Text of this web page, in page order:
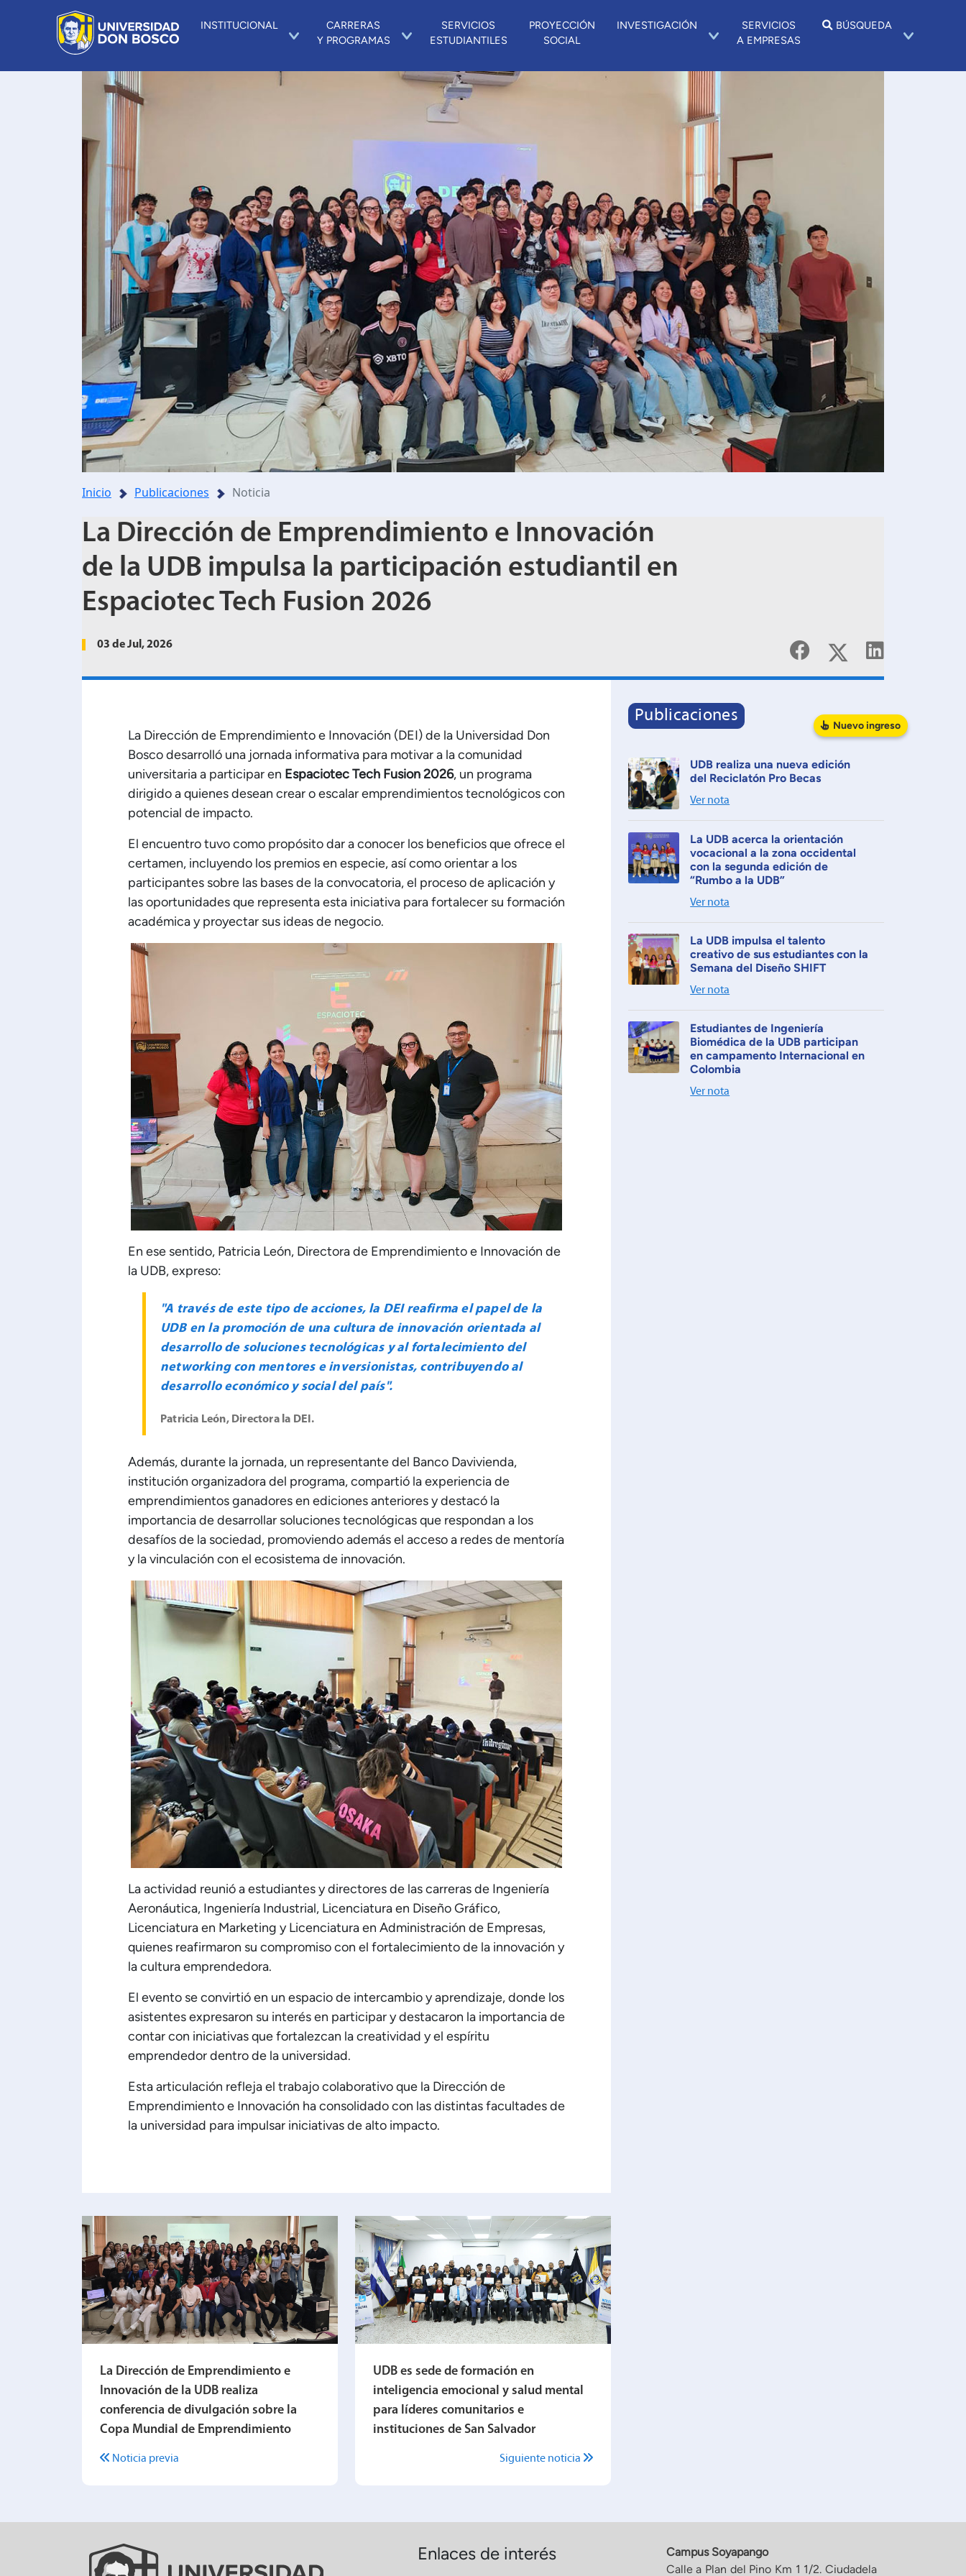
INSTITUCIONAL
CARRERAS
Y PROGRAMAS
SERVICIOS
ESTUDIANTILES
PROYECCIÓN
SOCIAL
INVESTIGACIÓN
SERVICIOS
A EMPRESAS
BÚSQUEDA
Inicio Publicaciones Noticia
La Dirección de Emprendimiento e Innovación
de la UDB impulsa la participación estudiantil en
Espaciotec Tech Fusion 2026
03 de Jul, 2026
La Dirección de Emprendimiento e Innovación (DEI) de la Universidad Don
Bosco desarrolló una jornada informativa para motivar a la comunidad
universitaria a participar en Espaciotec Tech Fusion 2026, un programa
dirigido a quienes desean crear o escalar emprendimientos tecnológicos con
potencial de impacto.
El encuentro tuvo como propósito dar a conocer los beneficios que ofrece el
certamen, incluyendo los premios en especie, así como orientar a los
participantes sobre las bases de la convocatoria, el proceso de aplicación y
las oportunidades que representa esta iniciativa para fortalecer su formación
académica y proyectar sus ideas de negocio.
En ese sentido, Patricia León, Directora de Emprendimiento e Innovación de
la UDB, expreso:
"A través de este tipo de acciones, la DEI reafirma el papel de la
UDB en la promoción de una cultura de innovación orientada al
desarrollo de soluciones tecnológicas y al fortalecimiento del
networking con mentores e inversionistas, contribuyendo al
desarrollo económico y social del país".
Patricia León, Directora la DEI.
Además, durante la jornada, un representante del Banco Davivienda,
institución organizadora del programa, compartió la experiencia de
emprendimientos ganadores en ediciones anteriores y destacó la
importancia de desarrollar soluciones tecnológicas que respondan a los
desafíos de la sociedad, promoviendo además el acceso a redes de mentoría
y la vinculación con el ecosistema de innovación.
La actividad reunió a estudiantes y directores de las carreras de Ingeniería
Aeronáutica, Ingeniería Industrial, Licenciatura en Diseño Gráfico,
Licenciatura en Marketing y Licenciatura en Administración de Empresas,
quienes reafirmaron su compromiso con el fortalecimiento de la innovación y
la cultura emprendedora.
El evento se convirtió en un espacio de intercambio y aprendizaje, donde los
asistentes expresaron su interés en participar y destacaron la importancia de
contar con iniciativas que fortalezcan la creatividad y el espíritu
emprendedor dentro de la universidad.
Esta articulación refleja el trabajo colaborativo que la Dirección de
Emprendimiento e Innovación ha consolidado con las distintas facultades de
la universidad para impulsar iniciativas de alto impacto.
La Dirección de Emprendimiento e
Innovación de la UDB realiza
conferencia de divulgación sobre la
Copa Mundial de Emprendimiento
Noticia previa
UDB es sede de formación en
inteligencia emocional y salud mental
para líderes comunitarios e
instituciones de San Salvador
Siguiente noticia
Publicaciones
UDB realiza una nueva edición
del Reciclatón Pro Becas
Ver nota
La UDB acerca la orientación
vocacional a la zona occidental
con la segunda edición de
“Rumbo a la UDB”
Ver nota
La UDB impulsa el talento
creativo de sus estudiantes con la
Semana del Diseño SHIFT
Ver nota
Estudiantes de Ingeniería
Biomédica de la UDB participan
en campamento Internacional en
Colombia
Ver nota
Nuevoingreso
Enlaces de interés
Campus Soyapango
Calle a Plan del Pino Km 1 1/2. Ciudadela